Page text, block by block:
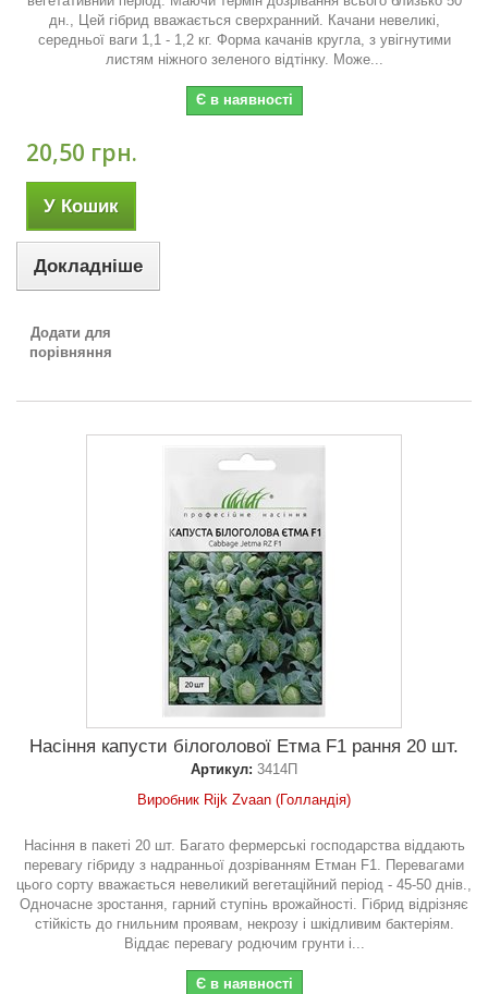
дн., Цей гібрид вважається сверхранний. Качани невеликі,
середньої ваги 1,1 - 1,2 кг. Форма качанів кругла, з увігнутими
листям ніжного зеленого відтінку. Може...
Є в наявності
20,50 грн.
У Кошик
Докладніше
Додати для
порівняння
Насіння капусти білоголової Етма F1 рання 20 шт.
Артикул: 3414П
Виробник Rijk Zvaan (Голландія)
Насіння в пакеті 20 шт. Багато фермерські господарства віддають
перевагу гібриду з надранньої дозріванням Етман F1. Перевагами
цього сорту вважається невеликий вегетаційний період - 45-50 днів.,
Одночасне зростання, гарний ступінь врожайності. Гібрид відрізняє
стійкість до гнильним проявам, некрозу і шкідливим бактеріям.
Віддає перевагу родючим грунти і...
Є в наявності